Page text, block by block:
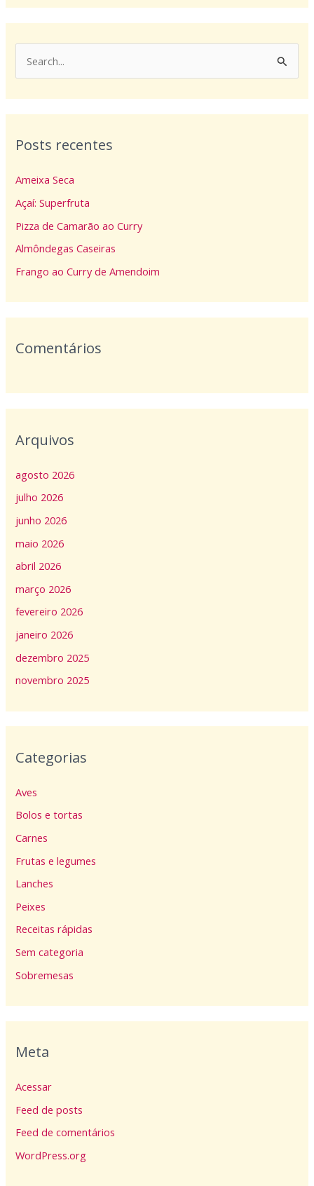
u
s
a
r
p
o
Posts recentes
Ameixa Seca
Açaí: Superfruta
Pizza de Camarão ao Curry
Almôndegas Caseiras
Frango ao Curry de Amendoim
Comentários
Arquivos
agosto 2026
julho 2026
junho 2026
maio 2026
abril 2026
março 2026
fevereiro 2026
janeiro 2026
dezembro 2025
novembro 2025
Categorias
Aves
Bolos e tortas
Carnes
Frutas e legumes
Lanches
Peixes
Receitas rápidas
Sem categoria
Sobremesas
Meta
Acessar
Feed de posts
Feed de comentários
WordPress.org